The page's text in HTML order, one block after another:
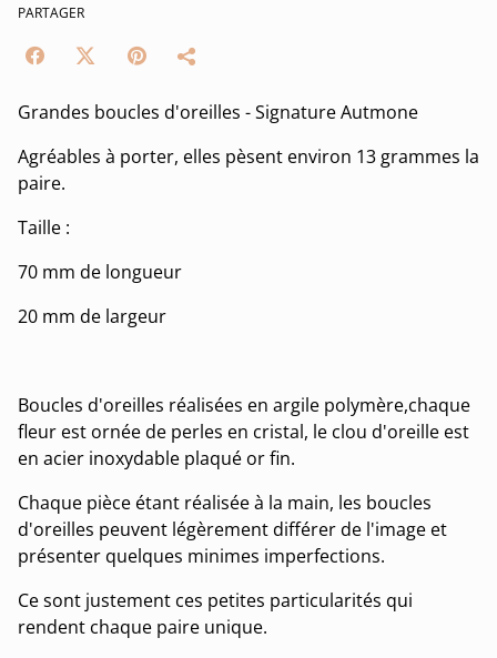
PARTAGER
Grandes boucles d'oreilles - Signature Autmone
Agréables à porter, elles pèsent environ 13 grammes la
paire.
Taille :
70 mm de longueur
20 mm de largeur
Boucles d'oreilles réalisées en argile polymère,chaque
fleur est ornée de perles en cristal, le clou d'oreille est
en acier inoxydable plaqué or fin.
Chaque pièce étant réalisée à la main, les boucles
d'oreilles peuvent légèrement différer de l'image et
présenter quelques minimes imperfections.
Ce sont justement ces petites particularités qui
rendent chaque paire unique.